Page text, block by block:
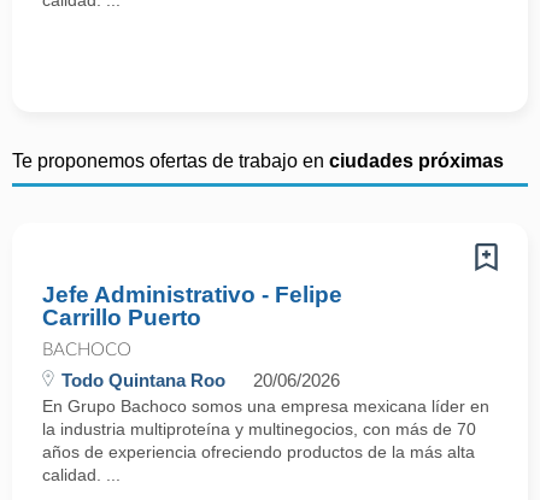
Te proponemos ofertas de trabajo en ciudades próximas
Jefe Administrativo - Felipe
Carrillo Puerto
BACHOCO
Todo Quintana Roo 20/06/2026
En Grupo Bachoco somos una empresa mexicana líder en
la industria multiproteína y multinegocios, con más de 70
años de experiencia ofreciendo productos de la más alta
calidad. ...